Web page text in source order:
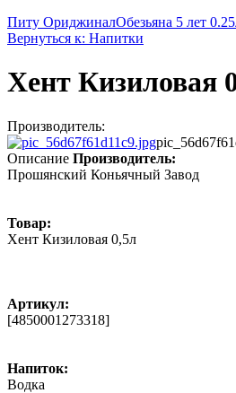
Питу ОриджиналОбезьяна 5 лет
Вернуться к: Напитки
Хент Кизиловая
Производитель:
Описание Производитель:
Прошянский Коньячный Завод
Товар:
Хент Кизиловая 0,5л
Артикул:
[4850001273318]
Напиток:
Водка